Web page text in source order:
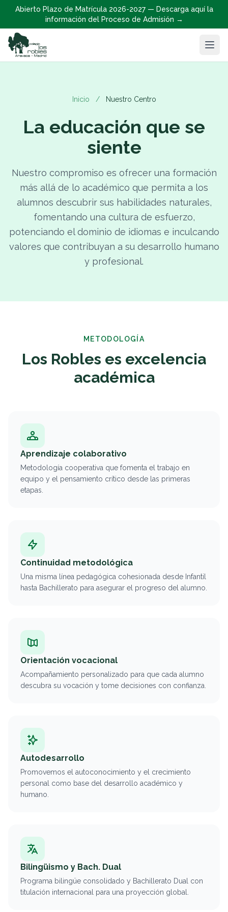
Abierto Plazo de Matrícula 2026-2027 — Descarga aquí la
información del Proceso de Admisión →
Inicio / Nuestro Centro
La educación que se
siente
Nuestro compromiso es ofrecer una formación
más allá de lo académico que permita a los
alumnos descubrir sus habilidades naturales,
fomentando una cultura de esfuerzo,
potenciando el dominio de idiomas e inculcando
valores que contribuyan a su desarrollo humano
y profesional.
METODOLOGÍA
Los Robles es excelencia
académica
Aprendizaje colaborativo
Metodología cooperativa que fomenta el trabajo en
equipo y el pensamiento crítico desde las primeras
etapas.
Continuidad metodológica
Una misma línea pedagógica cohesionada desde Infantil
hasta Bachillerato para asegurar el progreso del alumno.
Orientación vocacional
Acompañamiento personalizado para que cada alumno
descubra su vocación y tome decisiones con confianza.
Autodesarrollo
Promovemos el autoconocimiento y el crecimiento
personal como base del desarrollo académico y
humano.
Bilingüismo y Bach. Dual
Programa bilingüe consolidado y Bachillerato Dual con
titulación internacional para una proyección global.